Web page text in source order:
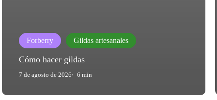
Forberry Gildas artesanales
Cómo hacer gildas
7 de agosto de 2026 6 min